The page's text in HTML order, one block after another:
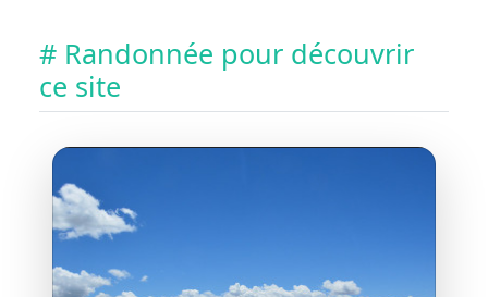
# Randonnée pour découvrir
ce site